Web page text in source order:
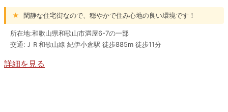
★ 閑静な住宅街なので、穏やかで住み心地の良い環境です！
所在地:和歌山県和歌山市満屋6-7の一部
交通:ＪＲ和歌山線 紀伊小倉駅 徒歩885m 徒歩11分
詳細を見る